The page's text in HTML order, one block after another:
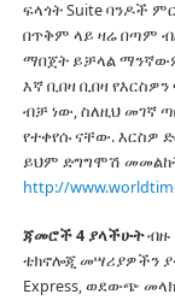
ፍላጎት Suite ባንዶች
በጥቅም ላይ ዛሬ በጣም
ማበጀት ይቻላል
እኛ ቢበዛ ቢበዛ
ብቻ ነው, ስለዚህ መገኛ
የተቀየሱ ናቸው.እርስዎ
ይህም ድግግሞሽ
http://
ጃመሮች 4 ያላችሁትብዙ
ቴክኖሎጂ መሣሪያዎችን
Express, ወደውጭ